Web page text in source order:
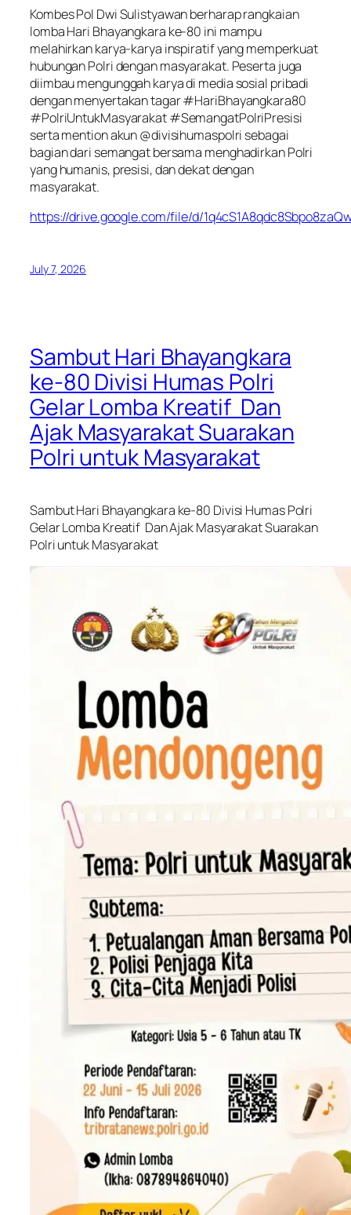
Kombes Pol Dwi Sulistyawan berharap rangkaian
lomba Hari Bhayangkara ke-80 ini mampu
melahirkan karya-karya inspiratif yang memperkuat
hubungan Polri dengan masyarakat. Peserta juga
diimbau mengunggah karya di media sosial pribadi
dengan menyertakan tagar #HariBhayangkara80
#PolriUntukMasyarakat #SemangatPolriPresisi
serta mention akun @divisihumaspolri sebagai
bagian dari semangat bersama menghadirkan Polri
yang humanis, presisi, dan dekat dengan
masyarakat.
https://drive.google.com/file/d/
July 7, 2026
Sambut Hari Bhayangkara
ke-80 Divisi Humas Polri
Gelar Lomba Kreatif Dan
Ajak Masyarakat Suarakan
Polri untuk Masyarakat
Sambut Hari Bhayangkara ke-80 Divisi Humas Polri
Gelar Lomba Kreatif Dan Ajak Masyarakat Suarakan
Polri untuk Masyarakat